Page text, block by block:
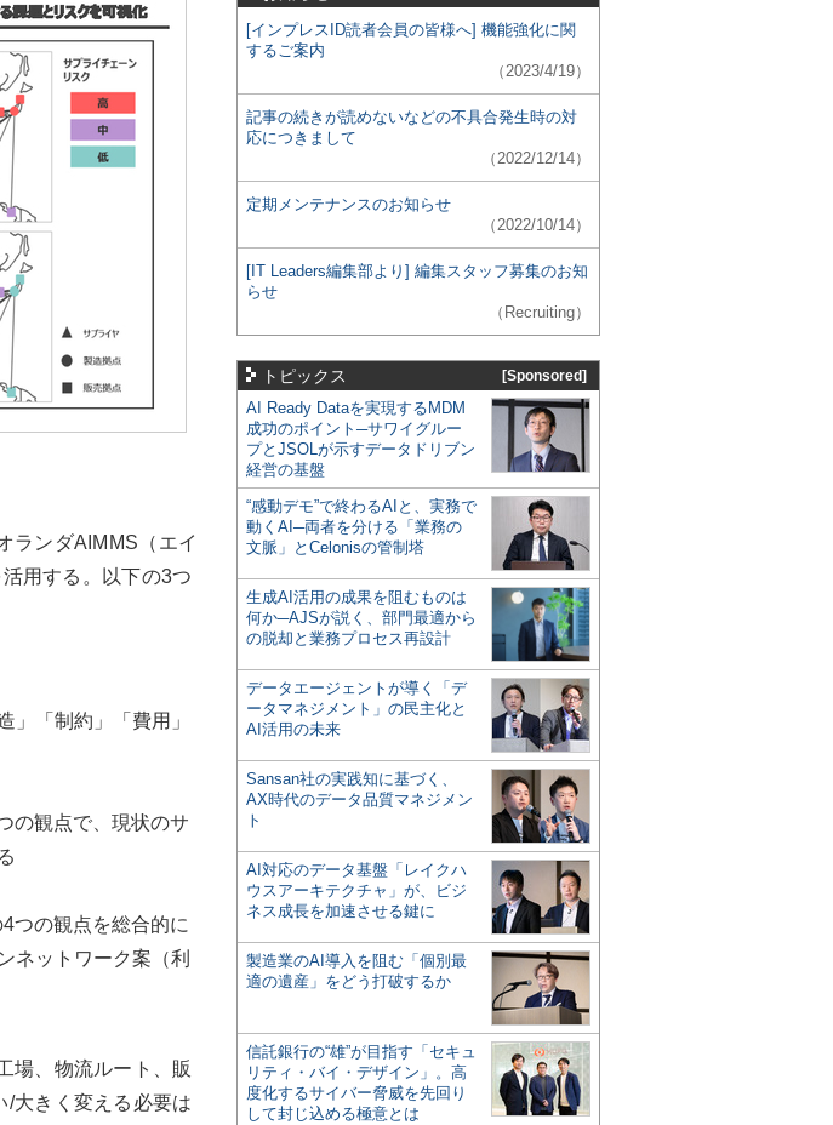
ンダAIMMS（エイ
用する。以下の3つ
」「制約」「費用」
の観点で、現状のサ
つの観点を総合的に
ネットワーク案（利
場、物流ルート、販
/大きく変える必要は
[インプレスID読者会員の皆様へ] 機能強化に関
するご案内
（2023/4/19）
記事の続きが読めないなどの不具合発生時の対
応につきまして
（2022/12/14）
定期メンテナンスのお知らせ
（2022/10/14）
[IT Leaders編集部より] 編集スタッフ募集のお知
らせ
（Recruiting）
トピックス [Sponsored]
AI Ready Dataを実現するMDM
成功のポイント─サワイグルー
プとJSOLが示すデータドリブン
経営の基盤
“感動デモ”で終わるAIと、実務で
動くAI─両者を分ける「業務の
文脈」とCelonisの管制塔
生成AI活用の成果を阻むものは
何か─AJSが説く、部門最適から
の脱却と業務プロセス再設計
データエージェントが導く「デ
ータマネジメント」の民主化と
AI活用の未来
Sansan社の実践知に基づく、
AX時代のデータ品質マネジメン
ト
AI対応のデータ基盤「レイクハ
ウスアーキテクチャ」が、ビジ
ネス成長を加速させる鍵に
製造業のAI導入を阻む「個別最
適の遺産」をどう打破するか
信託銀行の“雄”が目指す「セキュ
リティ・バイ・デザイン」。高
度化するサイバー脅威を先回り
して封じ込める極意とは